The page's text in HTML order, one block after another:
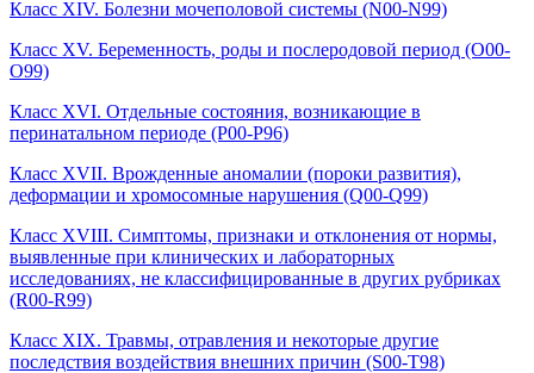
Класс XIV. Болезни мочеполовой системы (N00-N99)
Класс XV. Беременность, роды и послеродовой период (O00-
O99)
Класс XVI. Отдельные состояния, возникающие в
перинатальном периоде (P00-P96)
Класс XVII. Врожденные аномалии (пороки развития),
деформации и хромосомные нарушения (Q00-Q99)
Класс XVIII. Симптомы, признаки и отклонения от нормы,
выявленные при клинических и лабораторных
исследованиях, не классифицированные в других рубриках
(R00-R99)
Класс XIX. Травмы, отравления и некоторые другие
последствия воздействия внешних причин (S00-T98)